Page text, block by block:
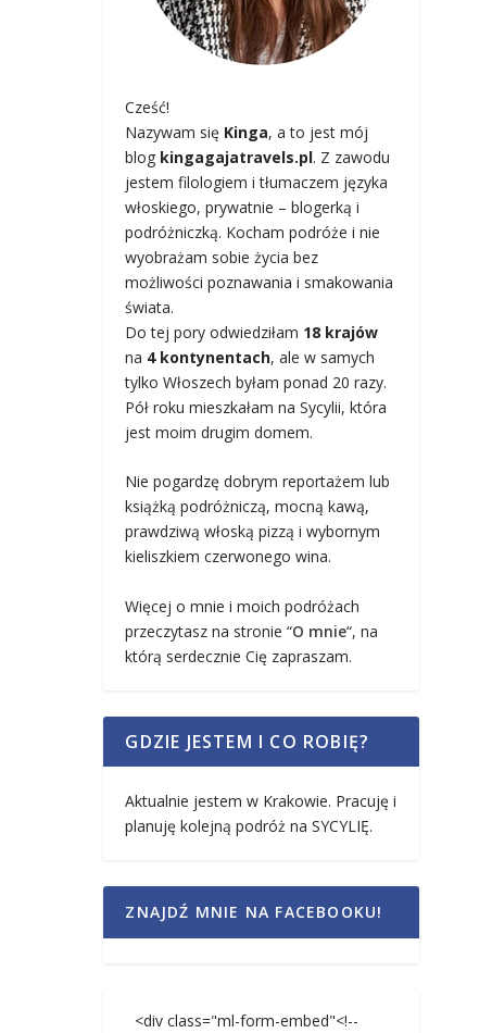
Cześć!
Nazywam się Kinga, a to jest mój
blog kingagajatravels.pl. Z zawodu
jestem filologiem i tłumaczem języka
włoskiego, prywatnie – blogerką i
podróżniczką. Kocham podróże i nie
wyobrażam sobie życia bez
możliwości poznawania i smakowania
świata.
Do tej pory odwiedziłam 18 krajów
na 4 kontynentach, ale w samych
tylko Włoszech byłam ponad 20 razy.
Pół roku mieszkałam na Sycylii, która
jest moim drugim domem.
Nie pogardzę dobrym reportażem lub
książką podróżniczą, mocną kawą,
prawdziwą włoską pizzą i wybornym
kieliszkiem czerwonego wina.
Więcej o mnie i moich podróżach
przeczytasz na stronie “O mnie“, na
którą serdecznie Cię zapraszam.
GDZIE JESTEM I CO ROBIĘ?
Aktualnie jestem w Krakowie. Pracuję i
planuję kolejną podróż na SYCYLIĘ.
ZNAJDŹ MNIE NA FACEBOOKU!
<div class="ml-form-embed"<!--